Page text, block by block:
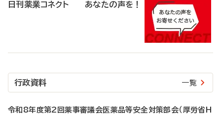
日刊薬業コネクト あなたの声を！
行政資料 一覧
令和8年度第2回薬事審議会医薬品等安全対策部会（厚労省H